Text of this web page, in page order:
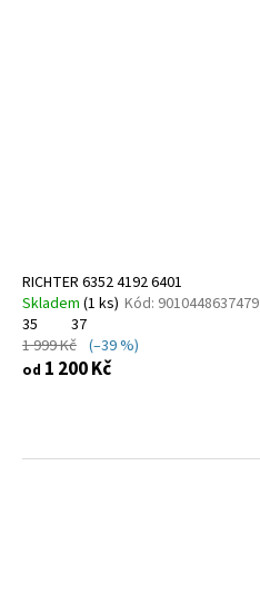
RICHTER 6352 4192 6401
Skladem (1 ks) Kód: 9010448637479
35
37
1 999 Kč (–39 %)
od 1 200 Kč